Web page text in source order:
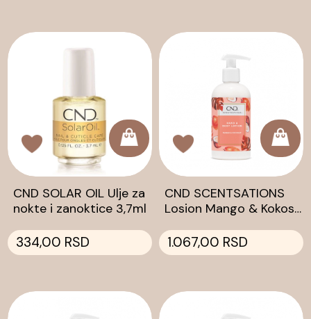
CND SOLAR OIL Ulje za
nokte i zanoktice 3,7ml
334,00 RSD
CND SCENTSATIONS
Losion Mango & Kokos
1.067,00 RSD